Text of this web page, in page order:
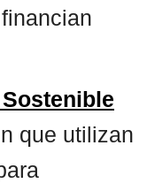
que utilizan